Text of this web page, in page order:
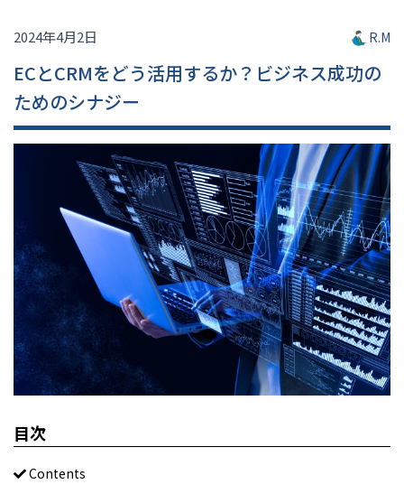
2024年4月2日 R.M
ECとCRMをどう活用するか？ビジネス成功の
ためのシナジー
目次
Contents